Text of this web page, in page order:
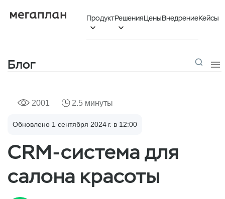
Продукт

Решения

ЦеныВнедрениеКейсы
Блог 
2001 2.5 минуты
Обновлено 1 сентября 2024 г. в 12:00
CRM-система для
салона красоты